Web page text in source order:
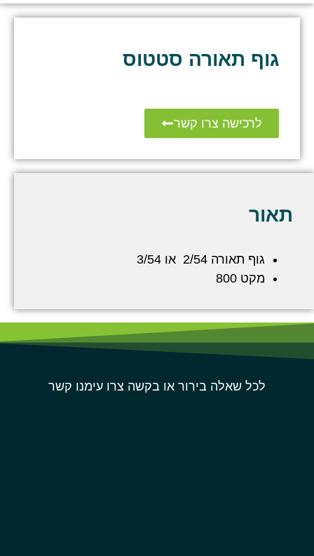
גוף תאורה סטטוס
לרכישה צרו קשר
תאור
גוף תאורה 2/54 או 3/54
מקט 800
לכל שאלה בירור או בקשה צרו עימנו קשר